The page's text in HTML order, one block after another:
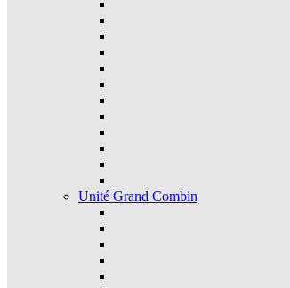
Unité Grand Combin